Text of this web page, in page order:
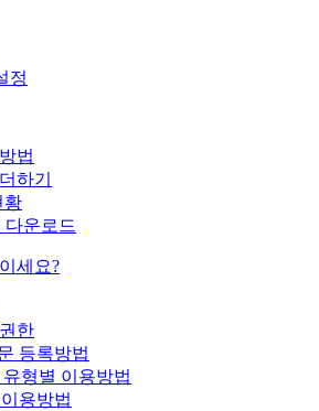
정
법
하기
황
다운로드
세요?
한
등록방법
유형별 이용방법
용방법